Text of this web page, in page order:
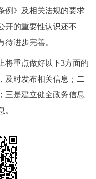
例》及相关法规的要求
开的重要性认识还不
待进步完善。
重点做好以下3方面的
及时发布相关信息；二
三是建立健全政务信息
。